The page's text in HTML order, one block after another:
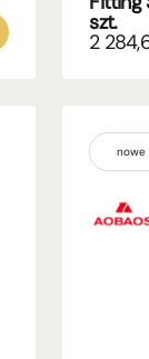
szt.
2
nowe